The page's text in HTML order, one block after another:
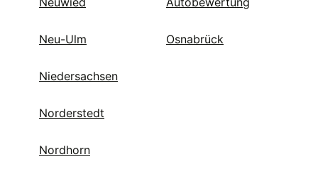
Neu-Ulm
Niedersachsen
Norderstedt
Nordhorn
Osnabrück